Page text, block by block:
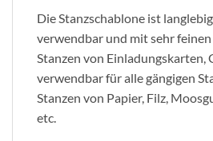
Die Stanzschablone ist
verwendbar und mit sehr
Stanzen von Einladungskarten,
verwendbar für alle gängigen
Stanzen von Papier, Filz,
etc.